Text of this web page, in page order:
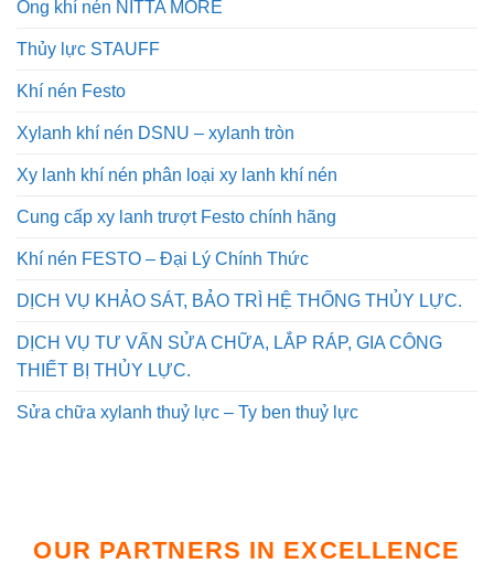
Ống khí nén NITTA MORE
Thủy lực STAUFF
Khí nén Festo
Xylanh khí nén DSNU – xylanh tròn
Xy lanh khí nén phân loại xy lanh khí nén
Cung cấp xy lanh trượt Festo chính hãng
Khí nén FESTO – Đại Lý Chính Thức
DỊCH VỤ KHẢO SÁT, BẢO TRÌ HỆ THỐNG THỦY LỰC.
DỊCH VỤ TƯ VẤN SỬA CHỮA, LẮP RÁP, GIA CÔNG
THIẾT BỊ THỦY LỰC.
Sửa chữa xylanh thuỷ lực – Ty ben thuỷ lực
OUR PARTNERS IN EXCELLENCE